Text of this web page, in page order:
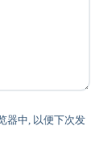
器中, 以便下次发